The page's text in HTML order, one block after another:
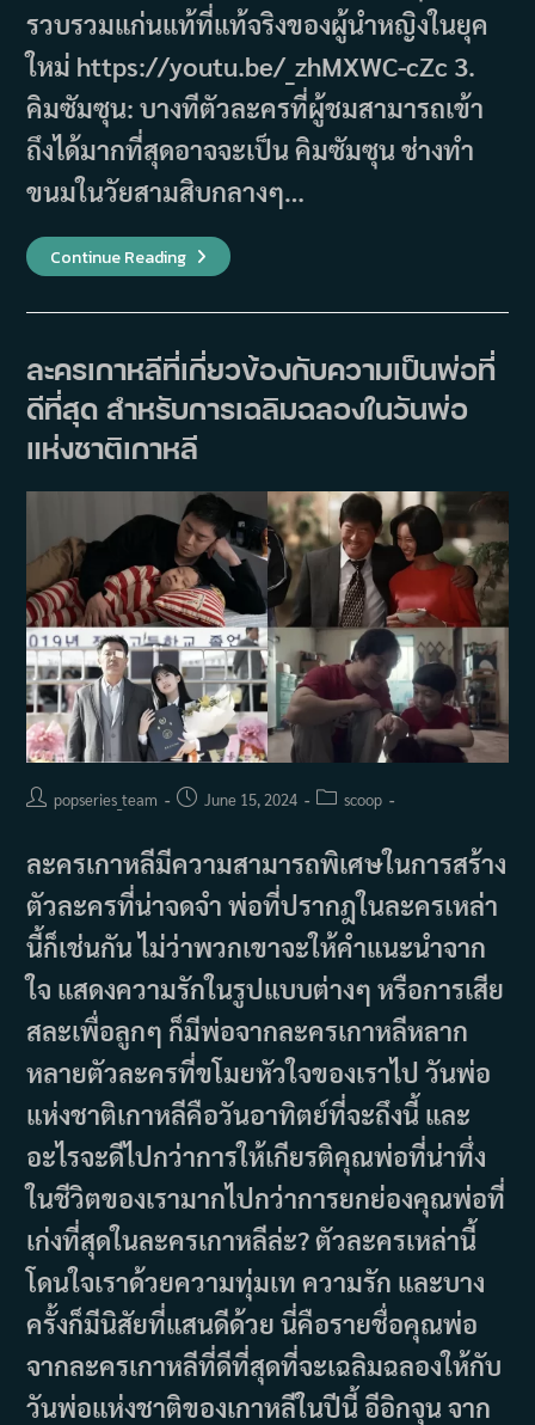
รวบรวมแก่นแท้ที่แท้จริงของผู้นำหญิงในยุค
ใหม่ https://youtu.be/_zhMXWC-cZc 3.
คิมซัมซุน: บางทีตัวละครที่ผู้ชมสามารถเข้า
ถึงได้มากที่สุดอาจจะเป็น คิมซัมซุน ช่างทำ
ขนมในวัยสามสิบกลางๆ…
Continue Readingลืมตัว
ละคร
เบื่อ
ได้
เลย
เพราะ
นี่
คือ
7
ตัว
จาก
ซี
รีส์
เกาหลี
ที่
ไม่
ซ้ำ
ใคร
ที่
ผู้
ชม
อยาก
เห็น
ละครเกาหลีที่เกี่ยวข้องกับความเป็นพ่อที่
ดีที่สุด สำหรับการเฉลิมฉลองในวันพ่อ
แห่งชาติเกาหลี
Postpopseries_team
PostJune 15, 2024
Postscoop
ละครเกาหลีมีความสามารถพิเศษในการสร้าง
ตัวละครที่น่าจดจำ พ่อที่ปรากฎในละครเหล่า
นี้ก็เช่นกัน ไม่ว่าพวกเขาจะให้คำแนะนำจาก
ใจ แสดงความรักในรูปแบบต่างๆ หรือการเสีย
สละเพื่อลูกๆ ก็มีพ่อจากละครเกาหลีหลาก
หลายตัวละครที่ขโมยหัวใจของเราไป วันพ่อ
แห่งชาติเกาหลีคือวันอาทิตย์ที่จะถึงนี้ และ
อะไรจะดีไปกว่าการให้เกียรติคุณพ่อที่น่าทึ่ง
ในชีวิตของเรามากไปกว่าการยกย่องคุณพ่อที่
เก่งที่สุดในละครเกาหลีล่ะ? ตัวละครเหล่านี้
โดนใจเราด้วยความทุ่มเท ความรัก และบาง
ครั้งก็มีนิสัยที่แสนดีด้วย นี่คือรายชื่อคุณพ่อ
จากละครเกาหลีที่ดีที่สุดที่จะเฉลิมฉลองให้กับ
วันพ่อแห่งชาติของเกาหลีในปีนี้ อีอิกจุน จาก